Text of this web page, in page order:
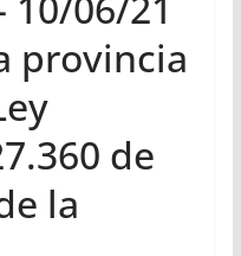
provincia
de
la